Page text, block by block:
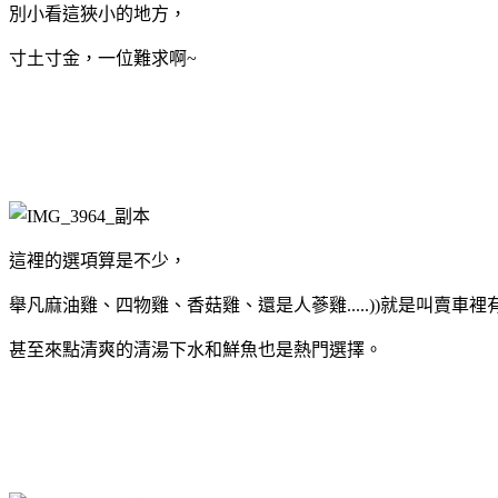
別小看這狹小的地方，
寸土寸金，一位難求啊~
這裡的選項算是不少，
舉凡麻油雞、四物雞、香菇雞、還是人蔘雞.....))就是叫賣車裡
甚至來點清爽的清湯下水和鮮魚也是熱門選擇。